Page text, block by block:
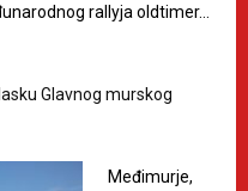
rallyja oldtimer…
Glavnog murskog
Međimurje,